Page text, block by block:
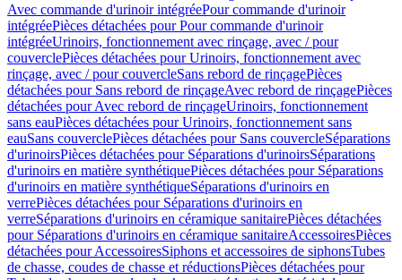
Avec commande d'urinoir intégréePour commande d'urinoir
intégréePièces détachées pour Pour commande d'urinoir
intégréeUrinoirs, fonctionnement avec rinçage, avec / pour
couverclePièces détachées pour Urinoirs, fonctionnement avec
rinçage, avec / pour couvercleSans rebord de rinçagePièces
détachées pour Sans rebord de rinçageAvec rebord de rinçagePièces
détachées pour Avec rebord de rinçageUrinoirs, fonctionnement
sans eauPièces détachées pour Urinoirs, fonctionnement sans
eauSans couverclePièces détachées pour Sans couvercleSéparations
d'urinoirsPièces détachées pour Séparations d'urinoirsSéparations
d'urinoirs en matière synthétiquePièces détachées pour Séparations
d'urinoirs en matière synthétiqueSéparations d'urinoirs en
verrePièces détachées pour Séparations d'urinoirs en
verreSéparations d'urinoirs en céramique sanitairePièces détachées
pour Séparations d'urinoirs en céramique sanitaireAccessoiresPièces
détachées pour AccessoiresSiphons et accessoires de siphonsTubes
de chasse, coudes de chasse et réductionsPièces détachées pour